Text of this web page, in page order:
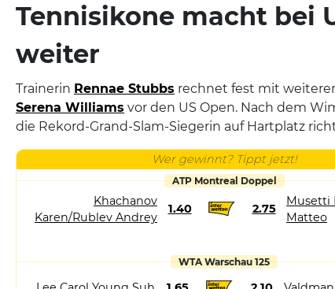
Tennisikone macht bei
weiter
Trainerin Rennae Stubbs rechnet fest mit
Serena Williams vor den US Open. Nach dem
die Rekord-Grand-Slam-Siegerin auf Hartplatz
Wer gewinnt? Tippt jetzt!
ATP Montreal Doppel
Khachanov
Karen/Rublev Andrey
1.40 2.75
Musetti
Matteo
WTA Warschau 125